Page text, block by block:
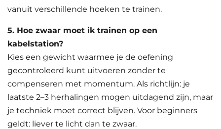
vanuit verschillende hoeken te trainen.
5. Hoe zwaar moet ik trainen op een
kabelstation?
Kies een gewicht waarmee je de oefening
gecontroleerd kunt uitvoeren zonder te
compenseren met momentum. Als richtlijn: je
laatste 2–3 herhalingen mogen uitdagend zijn, maar
je techniek moet correct blijven. Voor beginners
geldt: liever te licht dan te zwaar.